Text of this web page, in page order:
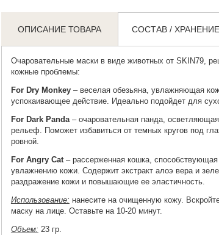
ОПИСАНИЕ ТОВАРА СОСТАВ / ХРАНЕНИЕ
Очаровательные маски в виде животных от SKIN79,
кожные проблемы:
For Dry Monkey– веселая обезьяна, увлажняющая
успокаивающее действие. Идеально подойдет для
For Dark Panda– очаровательная панда,
рельеф. Поможет избавиться от темных кругов под
ровной.
For Angry Cat– рассерженная кошка,
увлажнению кожи. Содержит экстракт алоэ вера и
раздражение кожи и повышающие ее эластичность.
Использование: нанесите на очищенную кожу.
маску на лице. Оставьте на 10-20 минут.
Объем: 23 гр.